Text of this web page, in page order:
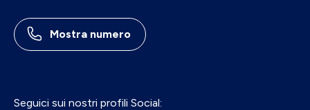
Mostra numero
Seguici sui nostri profili Social: